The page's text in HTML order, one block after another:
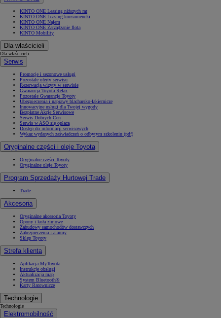
KINTO ONE Leasing niższych rat
KINTO ONE Leasing konsumencki
KINTO ONE Najem
KINTO ONE Zarządzanie flotą
KINTO Mobility
Dla właścicieli
Dla właścicieli
Serwis
Promocje i sezonowe usługi
Pozostałe oferty serwisu
Rezerwacja wizyty w serwisie
Gwarancja Toyota Relax
Pozostałe Gwarancje Toyoty
Ubezpieczenia i naprawy blacharsko-lakiernicze
Innowacyjne usługi dla Twojej wygody
Bezpłatne Akcje Serwisowe
Serwis Dobrych Cen
Serwis w ASO się opłaca
Dostęp do informacji serwisowych
Wykaz wydanych zaświadczeń o odbytym szkoleniu (pdf)
Oryginalne części i oleje Toyota
Oryginalne części Toyoty
Oryginalne oleje Toyoty
Program Sprzedaży Hurtowej Trade
Trade
Akcesoria
Oryginalne akcesoria Toyoty
Opony i koła zimowe
Zabudowy samochodów dostawczych
Zabezpieczenia i alarmy
Sklep Toyoty
Strefa klienta
Aplikacja MyToyota
Instrukcje obsługi
Aktualizacja map
System Bluetooth®
Karty Ratownicze
Technologie
Technologie
Elektromobilność